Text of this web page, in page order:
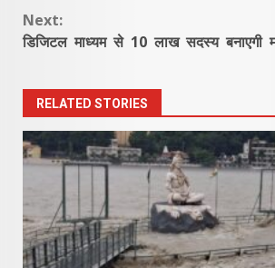
Next:
डिजिटल माध्यम से 10 लाख सदस्य बनाएगी
RELATED STORIES